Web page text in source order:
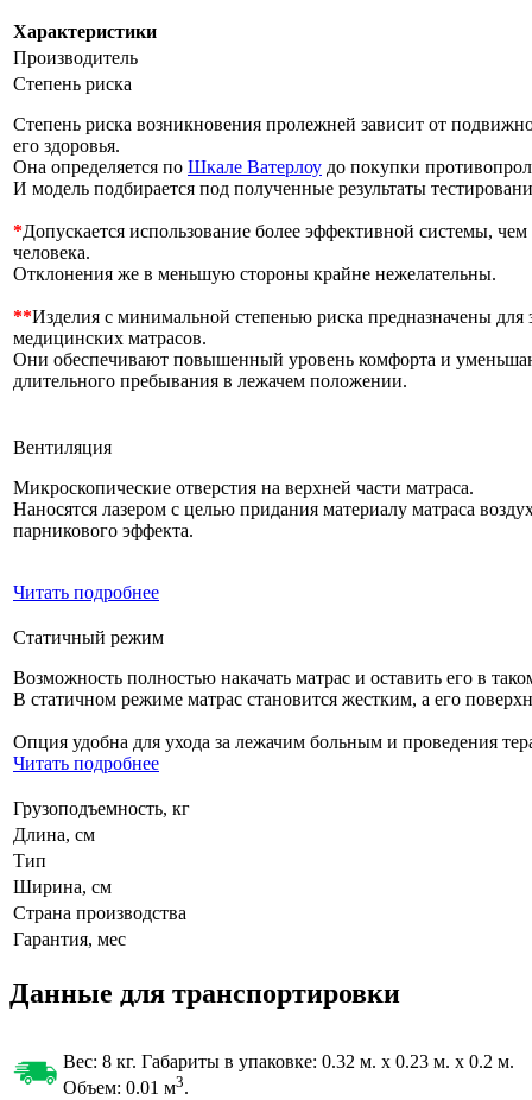
Характеристики
Производитель
Степень риска
Степень риска возникновения пролежней зависит от
его здоровья.
Она определяется по Шкале Ватерлоу до покупки
И модель подбирается под полученные результаты
*Допускается использование более эффективной системы,
человека.
Отклонения же в меньшую стороны крайне нежелательны.
**Изделия с минимальной степенью риска предназначены
медицинских матрасов.
Они обеспечивают повышенный уровень комфорта и
длительного пребывания в лежачем положении.
Вентиляция
Микроскопические отверстия на верхней части матраса.
Наносятся лазером с целью придания материалу матраса
парникового эффекта.
Читать подробнее
Статичный режим
Возможность полностью накачать матрас и оставить его в
В статичном режиме матрас становится жестким, а его
Опция удобна для ухода за лежачим больным и проведения
Читать подробнее
Грузоподъемность, кг
Длина, см
Тип
Ширина, см
Страна производства
Гарантия, мес
Данные для транспортировки
Вес: 8 кг. Габариты в упаковке: 0.32 м. x 0.23 м. x 0.2 м.
Объем: 0.01 м3.